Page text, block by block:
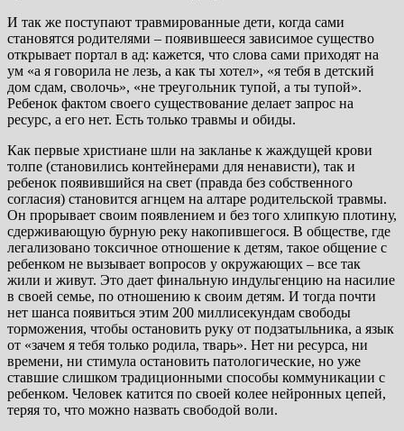
И так же поступают травмированные дети, когда сами
становятся родителями – появившееся зависимое существо
открывает портал в ад: кажется, что слова сами приходят на
ум «а я говорила не лезь, а как ты хотел», «я тебя в детский
дом сдам, сволочь», «не треугольник тупой, а ты тупой».
Ребенок фактом своего существование делает запрос на
ресурс, а его нет. Есть только травмы и обиды.
Как первые христиане шли на закланье к жаждущей крови
толпе (становились контейнерами для ненависти), так и
ребенок появившийся на свет (правда без собственного
согласия) становится агнцем на алтаре родительской травмы.
Он прорывает своим появлением и без того хлипкую плотину,
сдерживающую бурную реку накопившегося. В обществе, где
легализовано токсичное отношение к детям, такое общение с
ребенком не вызывает вопросов у окружающих – все так
жили и живут. Это дает финальную индульгенцию на насилие
в своей семье, по отношению к своим детям. И тогда почти
нет шанса появиться этим 200 миллисекундам свободы
торможения, чтобы остановить руку от подзатыльника, а язык
от «зачем я тебя только родила, тварь». Нет ни ресурса, ни
времени, ни стимула остановить патологические, но уже
ставшие слишком традиционными способы коммуникации с
ребенком. Человек катится по своей колее нейронных цепей,
теряя то, что можно назвать свободой воли.